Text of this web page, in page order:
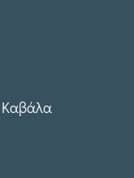
Καβάλα